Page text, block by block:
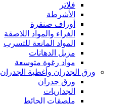
فلاتر
الأشرطة
أوراف صنفرة
الغراء والمواد اللاصقة
المواد المانعة للتسرب
مزيل الدهانات
مواد رغوة متوسعة
ورق الجدران وأغطية الجدران
ورق جدران
الجداريات
ملصقات الحائط